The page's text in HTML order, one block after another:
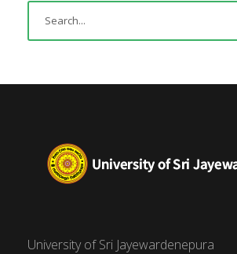
University of Sri Jayewardenepura